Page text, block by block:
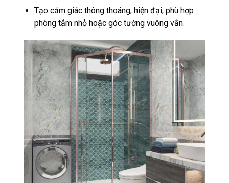
Tạo cảm giác thông thoáng, hiện đại, phù hợp
phòng tắm nhỏ hoặc góc tường vuông vắn.